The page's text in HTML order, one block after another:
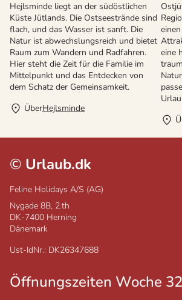
Hejlsminde liegt an der südöstlichen
Küste Jütlands. Die Ostseestrände sind
flach, und das Wasser ist sanft. Die
Natur ist abwechslungsreich und bietet
Raum zum Wandern und Radfahren.
Hier steht die Zeit für die Familie im
Mittelpunkt und das Entdecken von
dem Schatz der Gemeinsamkeit.
ÜberHejlsminde
eine
© Urlaub.dk
Feline Holidays A/S (AG)
Nygade 8B, 2.th
DK-7400 Herning
Dänemark
Ust-IdNr.: DK26347688
Öffnungszeiten Woche